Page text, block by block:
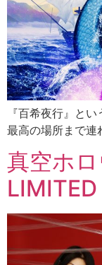
『百希夜行』と
最高の場所まで連
真空ホ